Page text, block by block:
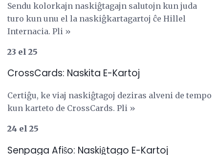
Sendu kolorkajn naskiĝtagajn salutojn kun juda
turo kun unu el la naskiĝkartagartoj ĉe Hillel
Internacia. Pli »
23 el 25
CrossCards: Naskita E-Kartoj
Certiĝu, ke viaj naskiĝtagoj deziras alveni de tempo
kun karteto de CrossCards. Pli »
24 el 25
Senpaga Afiŝo: Naskiĝtago E-Kartoj